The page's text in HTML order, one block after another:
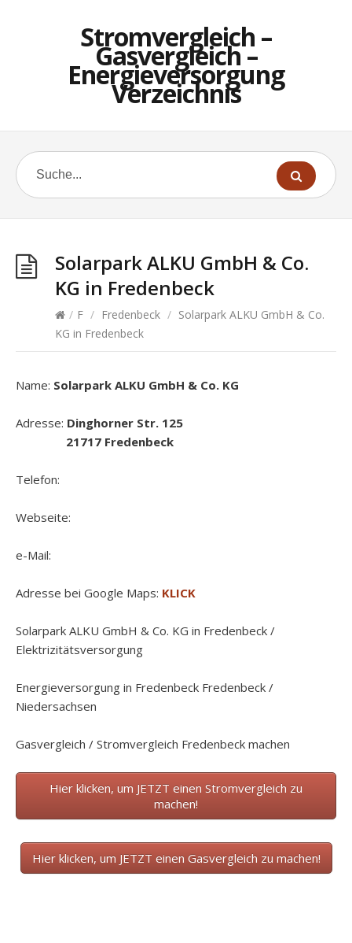
Stromvergleich –
Gasvergleich –
Energieversorgung
Verzeichnis
Solarpark ALKU GmbH & Co.
KG in Fredenbeck
/ F / Fredenbeck / Solarpark ALKU GmbH & Co.
KG in Fredenbeck
Name: Solarpark ALKU GmbH & Co. KG
Adresse: Dinghorner Str. 125
21717 Fredenbeck
Telefon:
Webseite:
e-Mail:
Adresse bei Google Maps: KLICK
Solarpark ALKU GmbH & Co. KG in Fredenbeck /
Elektrizitätsversorgung
Energieversorgung in Fredenbeck Fredenbeck /
Niedersachsen
Gasvergleich / Stromvergleich Fredenbeck machen
Hier klicken, um JETZT einen Stromvergleich zu
machen!
Hier klicken, um JETZT einen Gasvergleich zu machen!